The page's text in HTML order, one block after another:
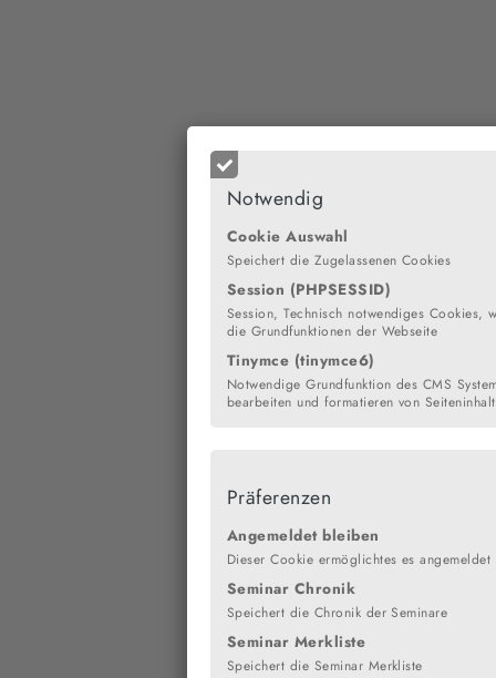
Notwendig
Cookie Auswahl
Speichert die Zugelassenen Cookies
Session (PHPSESSID)
Session, Technisch notwendiges Cookies,
die Grundfunktionen der Webseite
Tinymce (tinymce6)
Notwendige Grundfunktion des CMS
bearbeiten und formatieren von
Präferenzen
Angemeldet bleiben
Dieser Cookie ermöglichtes es
Seminar Chronik
Speichert die Chronik der Seminare
Seminar Merkliste
Speichert die Seminar Merkliste